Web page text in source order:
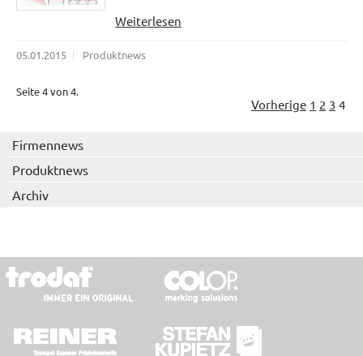
Weiterlesen
05.01.2015 Produktnews
Seite 4 von 4.
Vorherige 1 2 3 4
Firmennews
Produktnews
Archiv